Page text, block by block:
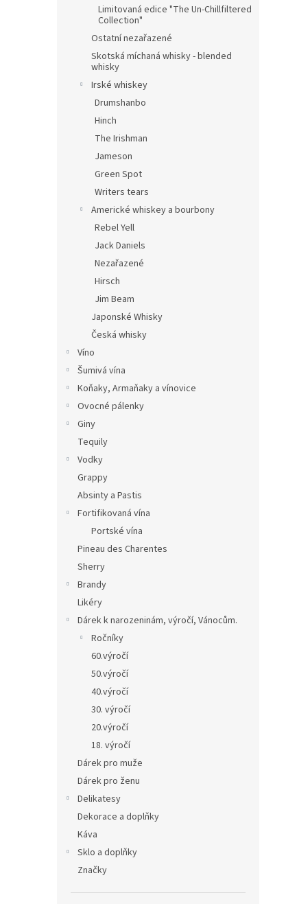
Limitovaná edice "The Un-Chillfiltered
Collection"
Ostatní nezařazené
Skotská míchaná whisky - blended
whisky
Irské whiskey
Drumshanbo
Hinch
The Irishman
Jameson
Green Spot
Writers tears
Americké whiskey a bourbony
Rebel Yell
Jack Daniels
Nezařazené
Hirsch
Jim Beam
Japonské Whisky
Česká whisky
Víno
Šumivá vína
Koňaky, Armaňaky a vínovice
Ovocné pálenky
Giny
Tequily
Vodky
Grappy
Absinty a Pastis
Fortifikovaná vína
Portské vína
Pineau des Charentes
Sherry
Brandy
Likéry
Dárek k narozeninám, výročí, Vánocům.
Ročníky
60.výročí
50.výročí
40.výročí
30. výročí
20.výročí
18. výročí
Dárek pro muže
Dárek pro ženu
Delikatesy
Dekorace a doplňky
Káva
Sklo a doplňky
Značky